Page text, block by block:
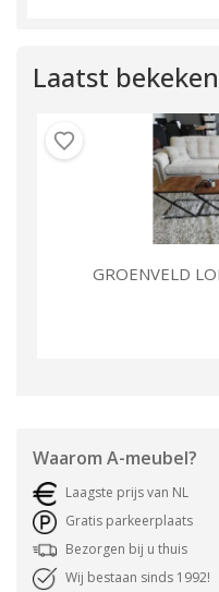
Laatst
GROENVELD
Waarom A-meubel?
Laagste prijs van NL
Gratis parkeerplaats
Bezorgen bij u thuis
Wij bestaan sinds 1992!